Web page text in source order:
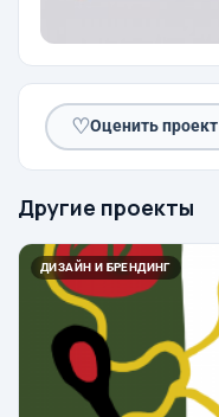
♡Оценить проект
Другие проекты
ДИЗАЙН И БРЕНДИНГ